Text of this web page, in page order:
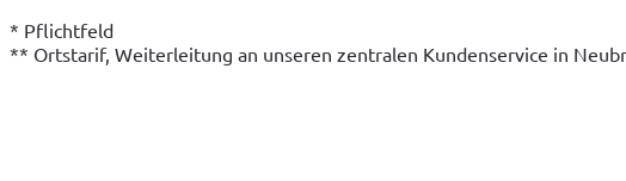
* Pflichtfeld
** Ortstarif, Weiterleitung an unseren zentralen Kundenservice in